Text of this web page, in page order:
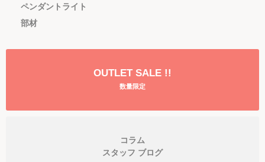
ペンダントライト
部材
OUTLET SALE !!
数量限定
コラム
スタッフ ブログ